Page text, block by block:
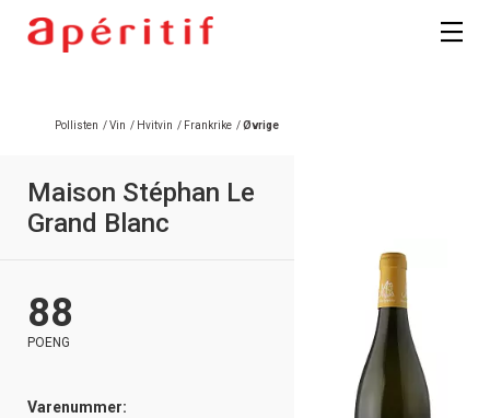
Pollisten /Vin / Hvitvin / Frankrike /Øvrige
Maison Stéphan Le
Grand Blanc
88
POENG
Varenummer: